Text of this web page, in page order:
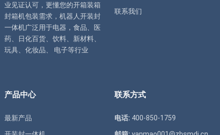
业见证认可，更懂您的开箱装箱
封箱机包装需求， 机器人开装封
一体机广泛用于电器，食品、医
药、日化百货、饮料、新材料、
玩具、化妆品、 电子等行业
联系我们
产品中心
最新产品
联系方式
电话: 400-850-1759